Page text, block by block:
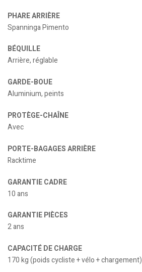
PHARE ARRIÈRE
Spanninga Pimento
BÉQUILLE
Arrière, réglable
GARDE-BOUE
Aluminium, peints
PROTÈGE-CHAÎNE
Avec
PORTE-BAGAGES ARRIÈRE
Racktime
GARANTIE CADRE
10 ans
GARANTIE PIÈCES
2 ans
CAPACITÉ DE CHARGE
170 kg (poids cycliste + vélo + chargement)